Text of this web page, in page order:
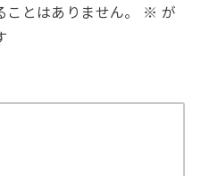
とはありません。 ※ が